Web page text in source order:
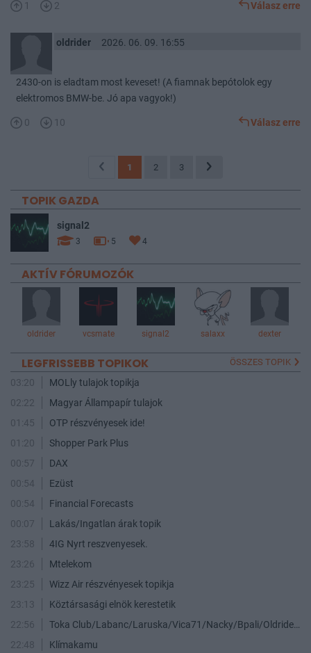
1 2 Válasz erre
oldrider 2026. 06. 09. 16:55
2430-on is eladtam most keveset! (A fiamnak bepótolok egy
elektromos BMW-be. Jó apa vagyok!)
0 10 Válasz erre
1 2 3
TOPIK GAZDA
signal2
3 5 4
AKTÍV FÓRUMOZÓK
oldrider vcsmate signal2 salaxx dexter
LEGFRISSEBB TOPIKOK ÖSSZES TOPIK
03:20
MOLly tulajok topikja
02:22
Magyar Állampapír tulajok
01:45
OTP részvényesek ide!
01:20
Shopper Park Plus
00:57
DAX
00:54
Ezüst
00:54
Financial Forecasts
00:07
Lakás/Ingatlan árak topik
23:58
4IG Nyrt reszvenyesek.
23:26
Mtelekom
23:25
Wizz Air részvényesek topikja
23:13
Köztársasági elnök kerestetik
22:56
22:48
Klímakamu